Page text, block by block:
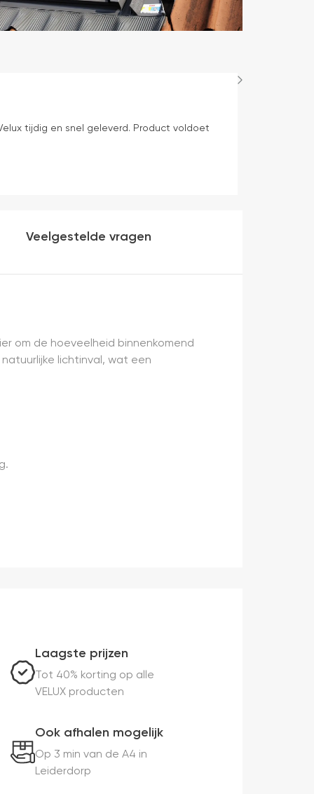
tijdig en snel geleverd. Product voldoet
Veelgestelde vragen
om de hoeveelheid binnenkomend
lichtinval, wat een
Laagste prijzen
Tot 40% korting op alle
VELUX producten
Ook afhalen mogelijk
Op 3 min van de A4 in
Leiderdorp